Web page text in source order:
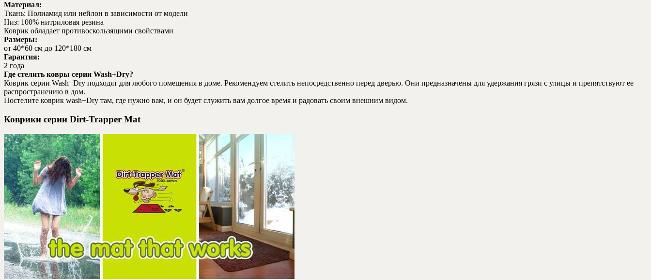
Материал:
Ткань: Полиамид или нейлон в зависимости от модели
Низ: 100% нитриловая резина
Коврик обладает противоскользящими свойствами
Размеры:
от 40*60 см до 120*180 см
Гарантия:
2 года
Где стелить ковры серии Wash+Dry?
Коврик серии Wash+Dry подходят для любого помещения в доме. Рекомендуем стелить непосредственно перед дверью. Они предназначены для удержания грязи с улицы и препятствуют ее
распространению в дом.
Постелите коврик wash+Dry там, где нужно вам, и он будет служить вам долгое время и радовать своим внешним видом.
Коврики серии Dirt-Trapper Mat